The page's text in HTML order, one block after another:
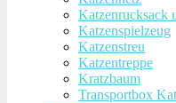
Katzenrucksack
Katzenspielzeug
Katzenstreu
Katzentreppe
Kratzbaum
Transportbox